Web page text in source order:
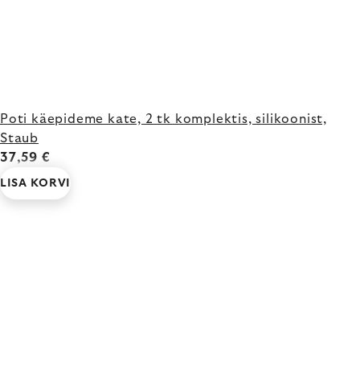
Poti käepideme kate, 2 tk komplektis, silikoonist,
Staub
37,59 €
LISA KORVI